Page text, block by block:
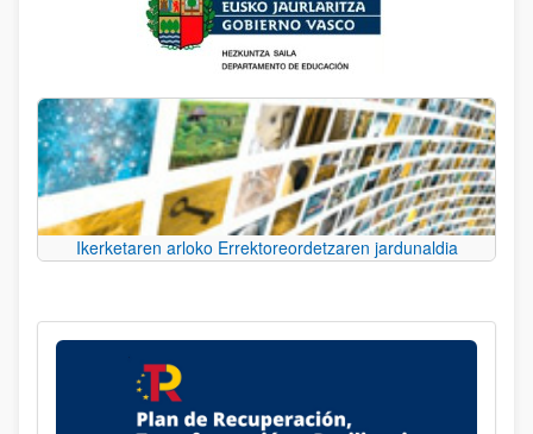
Ikerketaren arloko Errektoreordetzaren jardunaldia